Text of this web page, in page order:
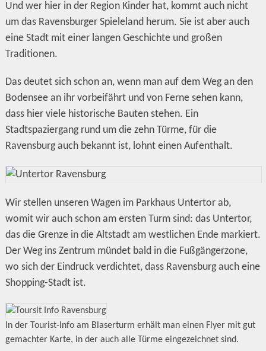
Und wer hier in der Region Kinder hat, kommt auch nicht
um das Ravensburger Spieleland herum. Sie ist aber auch
eine Stadt mit einer langen Geschichte und großen
Traditionen.
Das deutet sich schon an, wenn man auf dem Weg an den
Bodensee an ihr vorbeifährt und von Ferne sehen kann,
dass hier viele historische Bauten stehen. Ein
Stadtspaziergang rund um die zehn Türme, für die
Ravensburg auch bekannt ist, lohnt einen Aufenthalt.
Wir stellen unseren Wagen im Parkhaus Untertor ab,
womit wir auch schon am ersten Turm sind: das Untertor,
das die Grenze in die Altstadt am westlichen Ende markiert.
Der Weg ins Zentrum mündet bald in die Fußgängerzone,
wo sich der Eindruck verdichtet, dass Ravensburg auch eine
Shopping-Stadt ist.
In der Tourist-Info am Blaserturm erhält man einen Flyer mit gut
gemachter Karte, in der auch alle Türme eingezeichnet sind.